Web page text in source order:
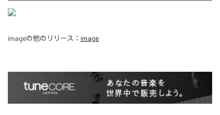
imageの他のリリース： image